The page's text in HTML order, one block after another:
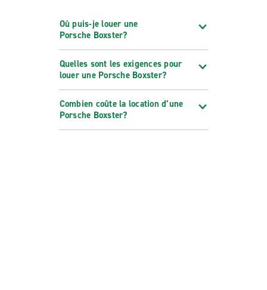
Où puis-je louer une
Porsche Boxster?
Quelles sont les exigences pour
louer une Porsche Boxster?
Combien coûte la location d’une
Porsche Boxster?